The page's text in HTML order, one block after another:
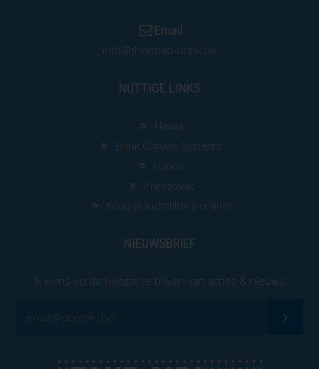
Email
info@thermad-brink.be
NUTTIGE LINKS
Heiwa
Brink Climate Systems
Lunos
Pressovac
Koop je luchtfilters online!
NIEUWSBRIEF
Ik wens op de hoogte te blijven van acties & nieuws